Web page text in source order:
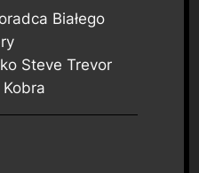
Białego
Steve Trevor